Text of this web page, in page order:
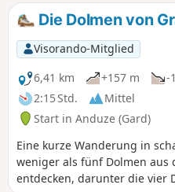
Cevennen entdecken
Wanderung folgt markierten
Die Dolmen von
Visorando-Mitglied
6,41 km
+157 m
-
2:15 Std.
Mittel
Start in Anduze (Gard)
Eine kurze Wanderung in
weniger als fünf Dolmen aus
entdecken, darunter die vier